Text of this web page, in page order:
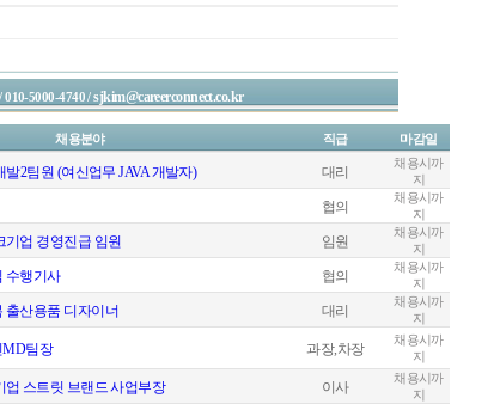
010-5000-4740 /sjkim@careerconnect.co.kr
채용분야 직급 마감일
2팀원 (여신업무 JAVA 개발자) 대리
채용시까
지
협의
채용시까
지
기업 경영진급 임원 임원
채용시까
지
수행기사 협의
채용시까
지
출산용품 디자이너 대리
채용시까
지
MD팀장 과장,차장
채용시까
지
업 스트릿 브랜드 사업부장 이사
채용시까
지